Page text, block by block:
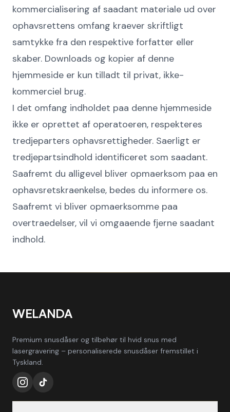
kommercialisering af saadant materiale ud over
ophavsrettens omfang kraever skriftligt
samtykke fra den respektive forfatter eller
skaber. Downloads og kopier af denne
hjemmeside er kun tilladt til privat, ikke-
kommerciel brug.
I det omfang indholdet paa denne hjemmeside
ikke er oprettet af operatoeren, respekteres
tredjeparters ophavsrettigheder. Saerligt er
tredjepartsindhold identificeret som saadant.
Saafremt du alligevel bliver opmaerksom paa en
ophavsretskraenkelse, bedes du informere os.
Saafremt vi bliver opmaerksomme paa
overtraedelser, vil vi omgaaende fjerne saadant
indhold.
WELANDA
Premium snusdåser og tilbehør til hvid snus med
lasergravering – personaliserede snusdåser fremstillet i
Tyskland.